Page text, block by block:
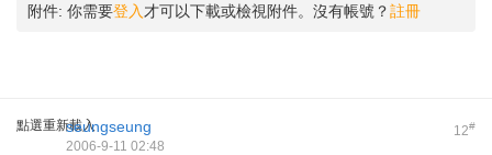
附件: 你需要登入 才可以下載或檢視附件。沒有帳號？註冊
點選重新載入 12#
seungseung
2006-9-11 02:48